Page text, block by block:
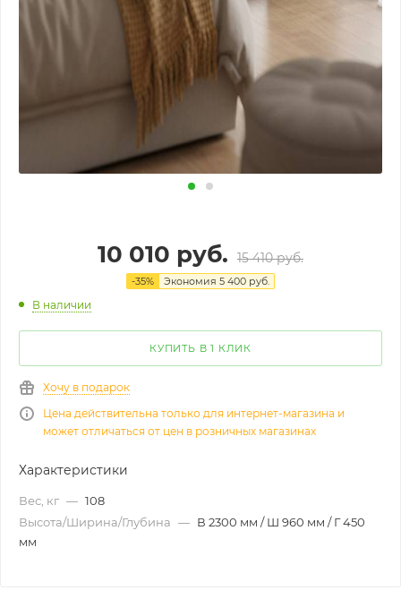
10 010 руб. 15 410руб.
-35% Экономия 5 400 руб.
В наличии
КУПИТЬ В 1 КЛИК
Хочу в подарок
Цена действительна только для интернет-магазина и
может отличаться от цен в розничных магазинах
Характеристики
Вес, кг — 108
Высота/Ширина/Глубина — В 2300 мм / Ш 960 мм / Г 450
мм